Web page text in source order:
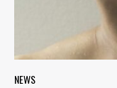
NEWS